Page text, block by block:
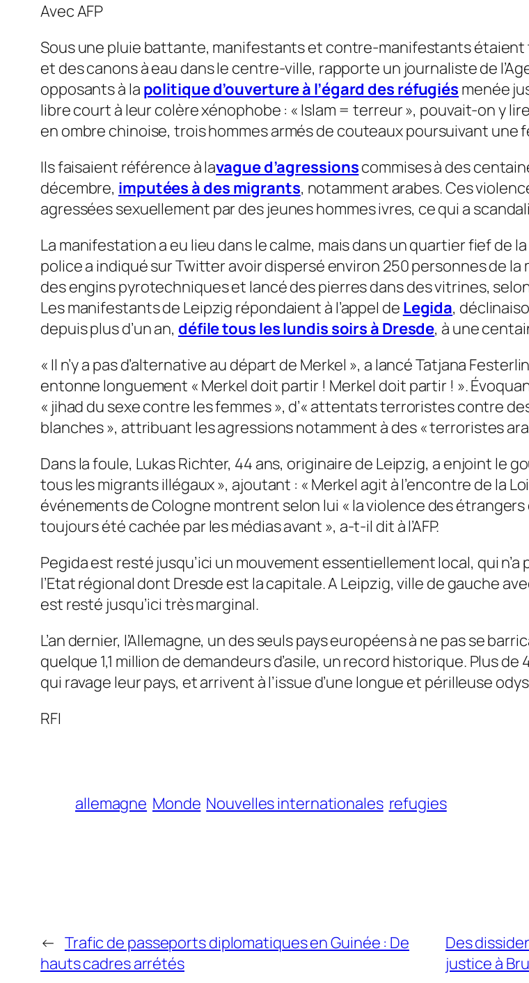
Avec AFP
Sous une pluie battante, manifestants et contre-manifestants
et des canons à eau dans le centre-ville, rapporte un journaliste de
opposants à la politique d’ouverture à l’égard des réfugiés menée
libre court à leur colère xénophobe : « Islam = terreur », pouvait-on y
en ombre chinoise, trois hommes armés de couteaux poursuivant une
Ils faisaient référence à lavague d’agressionscommises à des
décembre, imputées à des migrants, notamment arabes. Ces
agressées sexuellement par des jeunes hommes ivres, ce qui a
La manifestation a eu lieu dans le calme, mais dans un quartier fief
police a indiqué sur Twitter avoir dispersé environ 250 personnes de
des engins pyrotechniques et lancé des pierres dans des vitrines, selon
Les manifestants de Leipzig répondaient à l’appel de Legida,
depuis plus d’un an, défile tous les lundis soirs à Dresde, à une
« Il n’y a pas d’alternative au départ de Merkel », a lancé Tatjana
entonne longuement « Merkel doit partir ! Merkel doit partir ! ».
« jihad du sexe contre les femmes», d’« attentats terroristes contre
blanches», attribuant les agressions notamment à des «terroristes
Dans la foule, Lukas Richter, 44 ans, originaire de Leipzig, a enjoint le
tous les migrants illégaux», ajoutant : « Merkel agit à l’encontre de la
événements de Cologne montrent selon lui « la violence des étrangers
toujours été cachée par les médias avant », a-t-il dit à l’AFP.
Pegida est resté jusqu’ici un mouvement essentiellement local, qui
l’Etat régional dont Dresde est la capitale. A Leipzig, ville de gauche
est resté jusqu’ici très marginal.
L’an dernier, l’Allemagne, un des seuls pays européens à ne pas se
quelque 1,1 million de demandeurs d’asile, un record historique. Plus
qui ravage leur pays, et arrivent à l’issue d’une longue et périlleuse
RFI
allemagne Monde Nouvelles internationales refugies
← Trafic de passeports diplomatiques en Guinée : De
hauts cadres arrétés
Des
justice à